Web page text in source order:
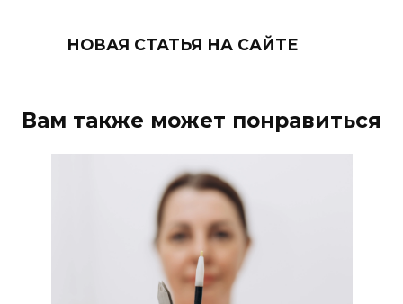
НОВАЯ СТАТЬЯ НА САЙТЕ
Вам также может понравиться